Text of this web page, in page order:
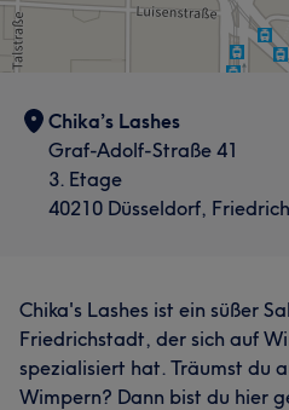
Chika’s Lashes
Graf-Adolf-Straße 41
3. Etage
40210 Düsseldorf,
Chika's Lashes ist ein süßer
Friedrichstadt, der sich auf
spezialisiert hat. Träumst du
Wimpern? Dann bist du hier